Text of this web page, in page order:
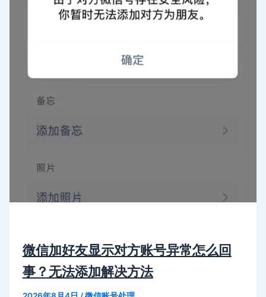
微信加好友显示对方账号异常怎么回
事？无法添加解决方法